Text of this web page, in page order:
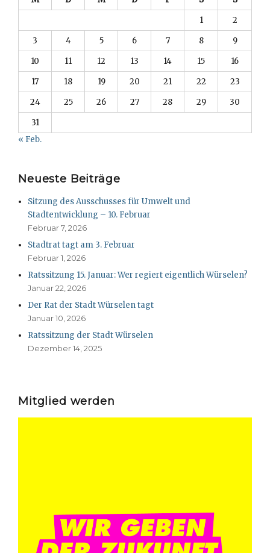
1
2
3
4 5 6 7 8
9
10
11 12 13 14 15
16
17
18 19 20 21 22
23
24
25 26 27 28 29
30
31
« Feb.
Neueste Beiträge
Sitzung des Ausschusses für Umwelt und
Stadtentwicklung – 10. Februar
Februar 7, 2026
Stadtrat tagt am 3. Februar
Februar 1, 2026
Ratssitzung 15. Januar: Wer regiert eigentlich Würselen?
Januar 22, 2026
Der Rat der Stadt Würselen tagt
Januar 10, 2026
Ratssitzung der Stadt Würselen
Dezember 14, 2025
Mitglied werden